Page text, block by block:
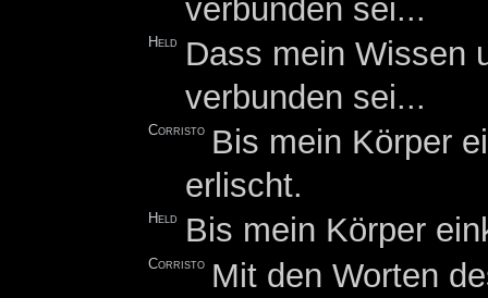
verbunden sei...
Held
Dass mein Wissen
verbunden sei...
Corristo Bis mein Körper
erlischt.
Held Bis mein Körper
Corristo Mit den Worten